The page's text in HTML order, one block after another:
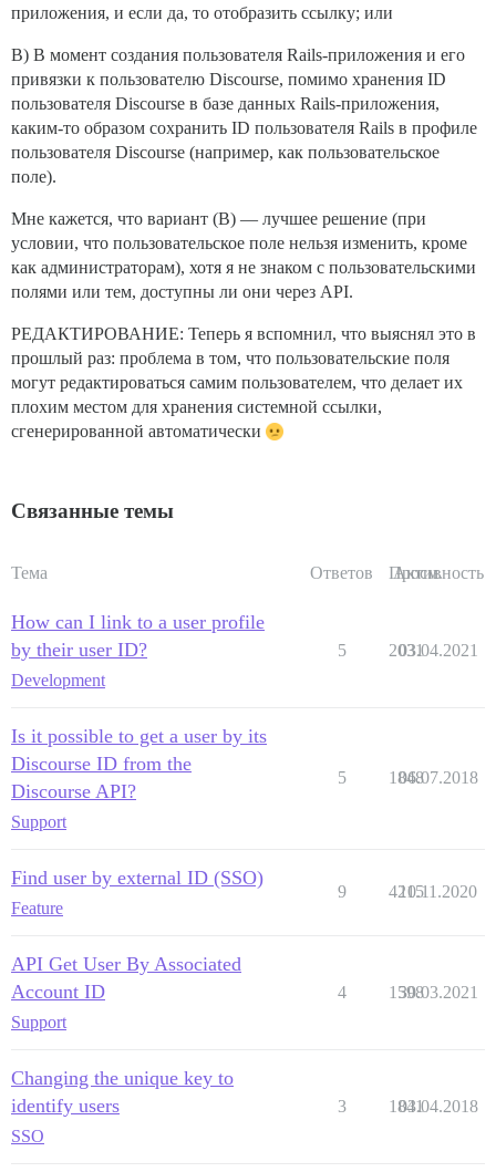
приложения, и если да, то отобразить ссылку; или
B) В момент создания пользователя Rails-приложения и его
привязки к пользователю Discourse, помимо хранения ID
пользователя Discourse в базе данных Rails-приложения,
каким-то образом сохранить ID пользователя Rails в профиле
пользователя Discourse (например, как пользовательское
поле).
Мне кажется, что вариант (B) — лучшее решение (при
условии, что пользовательское поле нельзя изменить, кроме
как администраторам), хотя я не знаком с пользовательскими
полями или тем, доступны ли они через API.
РЕДАКТИРОВАНИЕ: Теперь я вспомнил, что выяснял это в
прошлый раз: проблема в том, что пользовательские поля
могут редактироваться самим пользователем, что делает их
плохим местом для хранения системной ссылки,
сгенерированной автоматически
Связанные темы
Тема Ответов Просм.
Активность
How can I link to a user profile
by their user ID?
Development
5 2031
03.04.2021
Is it possible to get a user by its
Discourse ID from the
Discourse API?
Support
5 1848
06.07.2018
Find user by external ID (SSO)
Feature
9 4215
10.11.2020
API Get User By Associated
Account ID
Support
4 1598
30.03.2021
Changing the unique key to
identify users
SSO
3 1841
03.04.2018